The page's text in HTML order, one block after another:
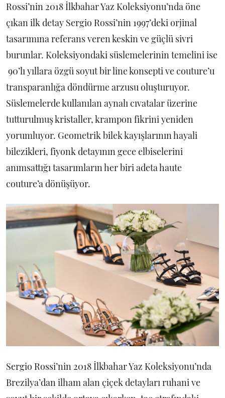
Rossi’nin 2018 İlkbahar Yaz Koleksiyonu’nda öne
çıkan ilk detay Sergio Rossi’nin 1997’deki orjinal
tasarımına referans veren keskin ve güçlü sivri
burunlar. Koleksiyondaki süslemelerinin temelini ise
90’lı yıllara özgü soyut bir line konsepti ve couture’u
transparanlığa döndürme arzusu oluşturuyor.
Süslemelerde kullanılan aynalı cıvatalar üzerine
tutturulmuş kristaller, krampon fikrini yeniden
yorumluyor. Geometrik bilek kayışlarının hayali
bilezikleri, fiyonk detayının gece elbiselerini
anımsattığı tasarımların her biri adeta haute
couture’a dönüşüyor.
Sergio Rossi’nin 2018 İlkbahar Yaz Koleksiyonu’nda
Brezilya’dan ilham alan çiçek detayları ruhani ve